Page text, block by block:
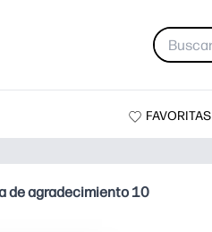
FAVORITAS
de agradecimiento 10